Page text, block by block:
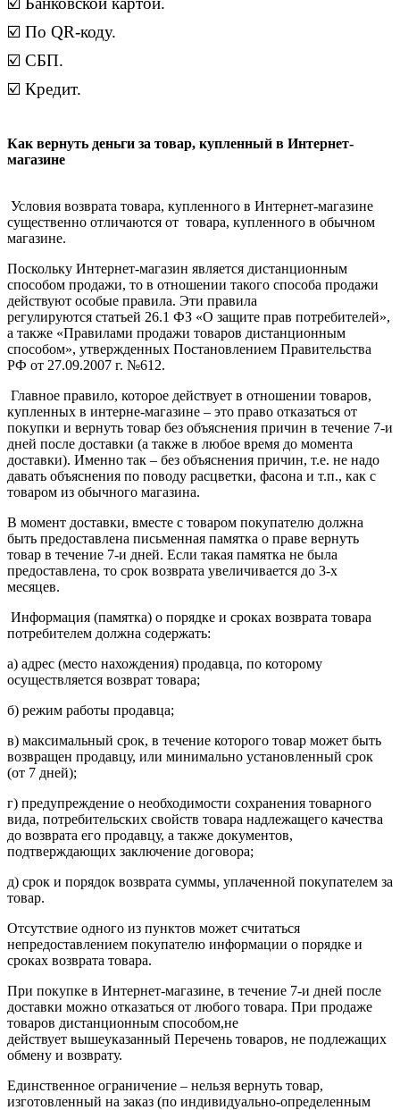
☑️ По QR-коду.
☑️ СБП.
☑️ Кредит.
Как вернуть деньги за товар, купленный в Интернет-
магазине
Условия возврата товара, купленного в Интернет-магазине
существенно отличаются от товара, купленного в обычном
магазине.
Поскольку Интернет-магазин является дистанционным
способом продажи, то в отношении такого способа продажи
действуют особые правила. Эти правила
регулируются статьей 26.1 ФЗ «О защите прав потребителей»,
а также «Правилами продажи товаров дистанционным
способом», утвержденных Постановлением Правительства
РФ от 27.09.2007 г. №612.
Главное правило, которое действует в отношении товаров,
купленных в интерне-магазине – это право отказаться от
покупки и вернуть товар без объяснения причин в течение 7-и
дней после доставки (а также в любое время до момента
доставки). Именно так – без объяснения причин, т.е. не надо
давать объяснения по поводу расцветки, фасона и т.п., как с
товаром из обычного магазина.
В момент доставки, вместе с товаром покупателю должна
быть предоставлена письменная памятка о праве вернуть
товар в течение 7-и дней. Если такая памятка не была
предоставлена, то срок возврата увеличивается до 3-х
месяцев.
Информация (памятка) о порядке и сроках возврата товара
потребителем должна содержать:
а) адрес (место нахождения) продавца, по которому
осуществляется возврат товара;
б) режим работы продавца;
в) максимальный срок, в течение которого товар может быть
возвращен продавцу, или минимально установленный срок
(от 7 дней);
г) предупреждение о необходимости сохранения товарного
вида, потребительских свойств товара надлежащего качества
до возврата его продавцу, а также документов,
подтверждающих заключение договора;
д) срок и порядок возврата суммы, уплаченной покупателем за
товар.
Отсутствие одного из пунктов может считаться
непредоставлением покупателю информации о порядке и
сроках возврата товара.
При покупке в Интернет-магазине, в течение 7-и дней после
доставки можно отказаться от любого товара. При продаже
товаров дистанционным способом,не
действует вышеуказанный Перечень товаров, не подлежащих
обмену и возврату.
Единственное ограничение – нельзя вернуть товар,
изготовленный на заказ (по индивидуально-определенным